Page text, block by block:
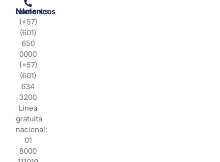
Números telefonicos
(+57)
(601)
650
0000
(+57)
(601)
634
3200
Línea
gratuita
nacional:
01
8000